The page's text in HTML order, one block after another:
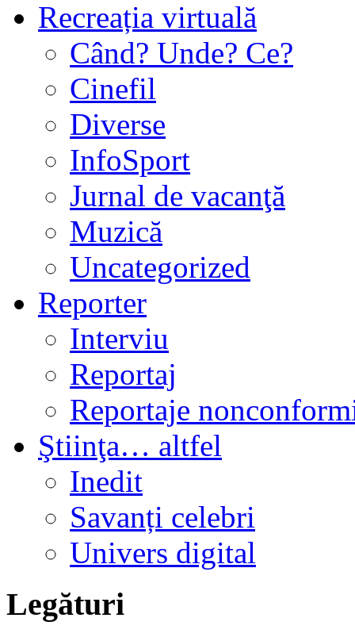
Recreația virtuală
Când? Unde? Ce?
Cinefil
Diverse
InfoSport
Jurnal de vacanţă
Muzică
Uncategorized
Reporter
Interviu
Reportaj
Reportaje
Ştiinţa… altfel
Inedit
Savanți celebri
Univers digital
Legături